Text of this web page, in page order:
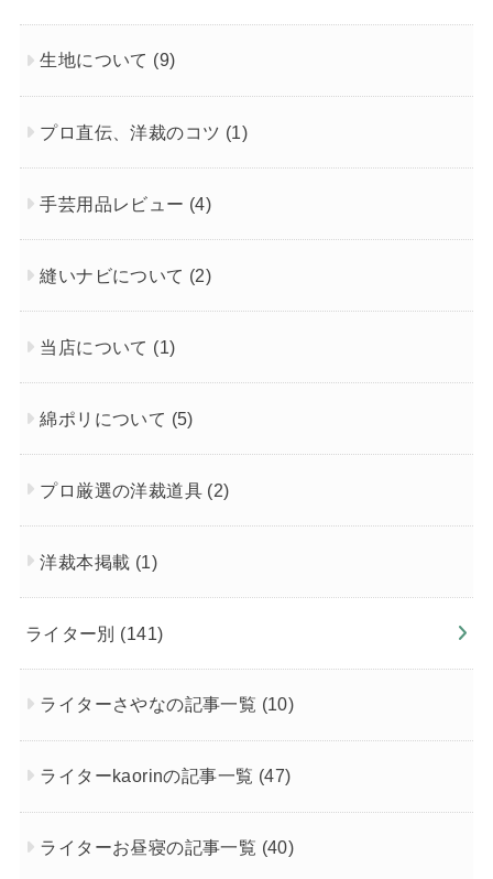
生地について (9)
プロ直伝、洋裁のコツ (1)
手芸用品レビュー (4)
縫いナビについて (2)
当店について (1)
綿ポリについて (5)
プロ厳選の洋裁道具 (2)
洋裁本掲載 (1)
ライター別 (141)
ライターさやなの記事一覧 (10)
ライターkaorinの記事一覧 (47)
ライターお昼寝の記事一覧 (40)